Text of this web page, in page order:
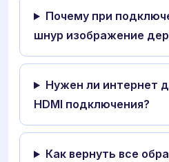
Почему при
шнур изображение
Нужен ли интернет
HDMI подключения?
Как вернуть все